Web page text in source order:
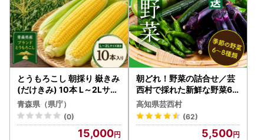
とうもろこし 朝採り 嶽きみ
(だけきみ) 10本 L～2Lサイ
ズ 冷蔵【配送不可地域：離
島・沖縄県・九州】【1757
166】
青森県（県庁）
(0)
15,000
朝どれ！野菜の詰合せ／芸
西村で採れた新鮮な野菜6
～8種類をお届けします。
高知県芸西村
(62)
5,500